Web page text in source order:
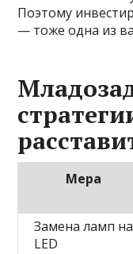
Поэтому
— тоже одна из
Мера
Замена ламп на
LED